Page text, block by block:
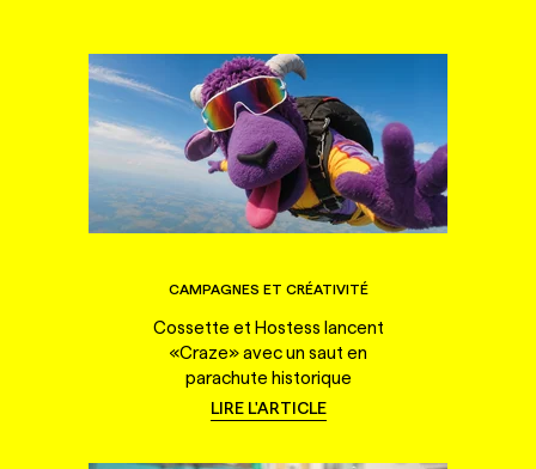
CAMPAGNES ET CRÉATIVITÉ
Cossette et Hostess lancent
«Craze» avec un saut en
parachute historique
LIRE L'ARTICLE